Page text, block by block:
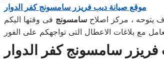
موقع صيانة ديب فريزر سامسونج كفر الدوار
يتوحه ، مركز اصلاح سامسونج فى وقتها اليكم
مع بلاغات الاعطال التى تواجهكم على الفور